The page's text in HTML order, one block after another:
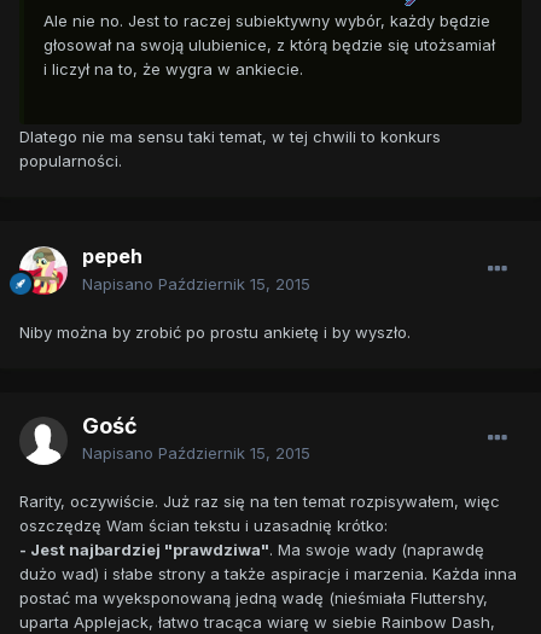
Ale nie no. Jest to raczej subiektywny wybór, każdy będzie
głosował na swoją ulubienice, z którą będzie się utożsamiał
i liczył na to, że wygra w ankiecie.
Dlatego nie ma sensu taki temat, w tej chwili to konkurs
popularności.
pepeh
Napisano Październik 15, 2015
Niby można by zrobić po prostu ankietę i by wyszło.
Gość
Napisano Październik 15, 2015
Rarity, oczywiście. Już raz się na ten temat rozpisywałem, więc
oszczędzę Wam ścian tekstu i uzasadnię krótko:
- Jest najbardziej "prawdziwa". Ma swoje wady (naprawdę
dużo wad) i słabe strony a także aspiracje i marzenia. Każda inna
postać ma wyeksponowaną jedną wadę (nieśmiała Fluttershy,
uparta Applejack, łatwo tracąca wiarę w siebie Rainbow Dash,